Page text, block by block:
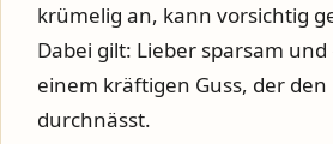
krümelig an, kann vorsichtig
Dabei gilt: Lieber sparsam
einem kräftigen Guss, der
durchnässt.